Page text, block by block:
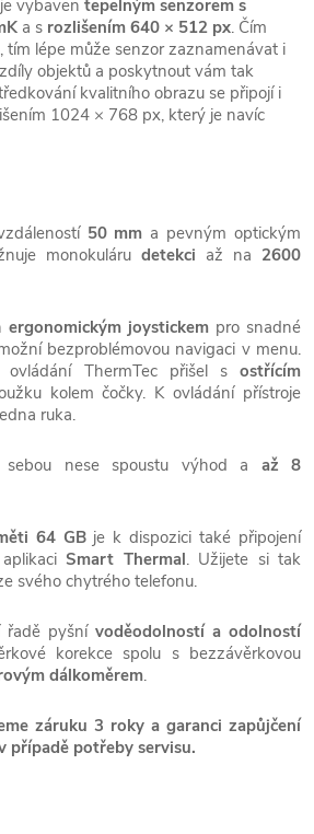
je vybaven tepelným senzorem s
a s rozlišením 640 × 512 px. Čím
tím lépe může senzor zaznamenávat i
objektů a poskytnout vám tak
kvalitního obrazu se připojí i
1024 × 768 px, který je navíc
50 mm a pevným optickým
monokuláru detekci až na 2600
ergonomickým joystickem pro snadné
bezproblémovou navigaci v menu.
ovládání ThermTec přišel s ostřícím
kolem čočky. K ovládání přístroje
ruka.
nese spoustu výhod a
až 8
64 GBje k dispozici také připojení
Smart Thermal. Užijete si tak
svého chytrého telefonu.
řadě pyšní voděodolností a odolností
korekce spolu s bezzávěrkovou
dálkoměrem.
záruku 3 roky a garanci zapůjčení
případě potřeby servisu.